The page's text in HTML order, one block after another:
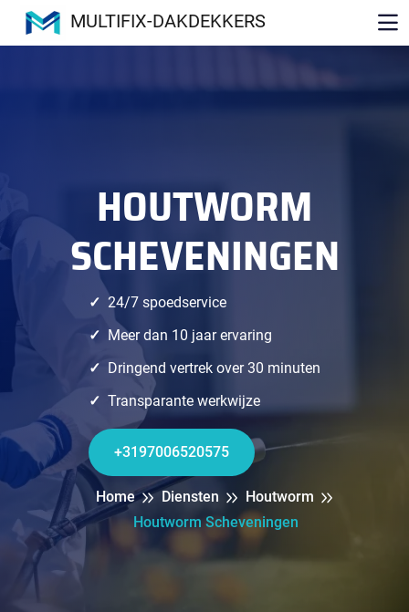
MULTIFIX-DAKDEKKERS
HOUTWORM
SCHEVENINGEN
24/7 spoedservice
Meer dan 10 jaar ervaring
Dringend vertrek over 30 minuten
Transparante werkwijze
+3197006520575
Home Diensten
Houtworm
Houtworm Scheveningen